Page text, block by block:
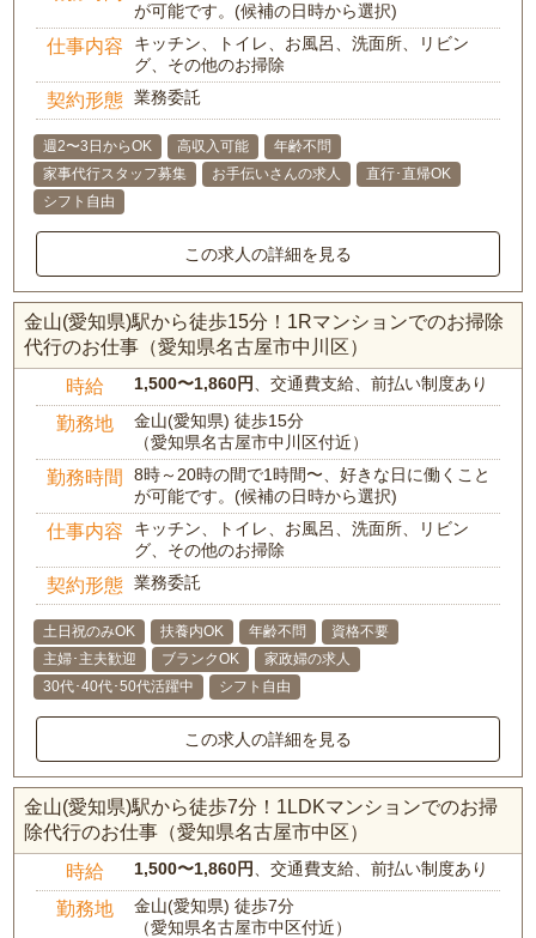
が可能です。(候補の日時から選択)
仕事内容
キッチン、トイレ、お風呂、洗面所、リビン
グ、その他のお掃除
契約形態 業務委託
週2〜3日からOK 高収入可能
年齢不問
家事代行スタッフ募集
お手伝いさんの求人
直行･直帰OK
シフト自由
この求人の詳細を見る
金山(愛知県)駅から徒歩15分！1Rマンションでのお掃除
代行のお仕事（愛知県名古屋市中川区）
時給 1,500〜1,860円 、交通費支給、前払い制度あり
勤務地
金山(愛知県) 徒歩15分
（愛知県名古屋市中川区付近）
勤務時間
8時～20時の間で1時間〜、好きな日に働くこと
が可能です。(候補の日時から選択)
仕事内容
キッチン、トイレ、お風呂、洗面所、リビン
グ、その他のお掃除
契約形態 業務委託
土日祝のみOK 扶養内OK 年齢不問
資格不要
主婦･主夫歓迎
ブランクOK
家政婦の求人
30代･40代･50代活躍中
シフト自由
この求人の詳細を見る
金山(愛知県)駅から徒歩7分！1LDKマンションでのお掃
除代行のお仕事（愛知県名古屋市中区）
時給 1,500〜1,860円 、交通費支給、前払い制度あり
勤務地
金山(愛知県) 徒歩7分
（愛知県名古屋市中区付近）